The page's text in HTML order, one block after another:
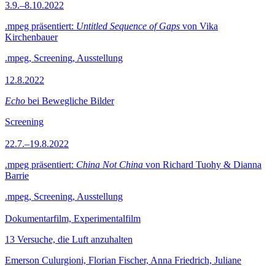
3.9.–8.10.2022
.mpeg präsentiert: Untitled Sequence of Gaps von Vika
Kirchenbauer
.mpeg, Screening, Ausstellung
12.8.2022
Echo bei Bewegliche Bilder
Screening
22.7.–19.8.2022
.mpeg präsentiert: China Not China von Richard Tuohy & Dianna
Barrie
.mpeg, Screening, Ausstellung
Dokumentarfilm, Experimentalfilm
13 Versuche, die Luft anzuhalten
Emerson Culurgioni, Florian Fischer, Anna Friedrich, Juliane